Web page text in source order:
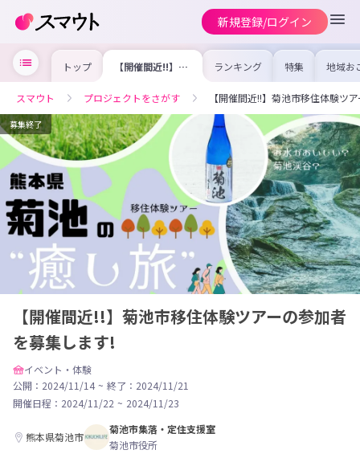
新規登録/ログイン
トップ 【開催間近!!】菊
池市移住体験ツア
します!
ランキング 特集 地域お
の求
を集め
事内容
を比較
合った
けよう
スマウト プロジェクトをさがす 【開催間近!!】菊池市移住体験ツ
募集終了
【開催間近!!】菊池市移住体験ツアーの参加者
を募集します!
イベント・体験
公開：2024/11/14 ~ 終了：2024/11/21
開催日程： 2024/11/22 ~ 2024/11/23
熊本県菊池市
菊池市集落・定住支援室
菊池市役所